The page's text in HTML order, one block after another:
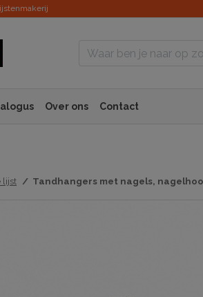
Over ons Contact
lijst Tandhangers met nagels,